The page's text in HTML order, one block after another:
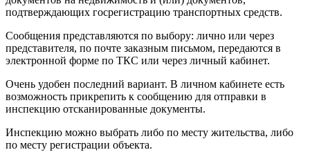
подтверждающих госрегистрацию транспортных средств.
Сообщения представляются по выбору: лично или через
представителя, по почте заказным письмом, передаются в
электронной форме по ТКС или через личный кабинет.
Очень удобен последний вариант. В личном кабинете есть
возможность прикрепить к сообщению для отправки в
инспекцию отсканированные документы.
Инспекцию можно выбрать либо по месту жительства, либо
по месту регистрации объекта.